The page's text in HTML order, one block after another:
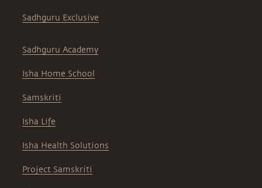
Sadhguru Exclusive
Sadhguru Academy
Isha Home School
Samskriti
Isha Life
Isha Health Solutions
Project Samskriti